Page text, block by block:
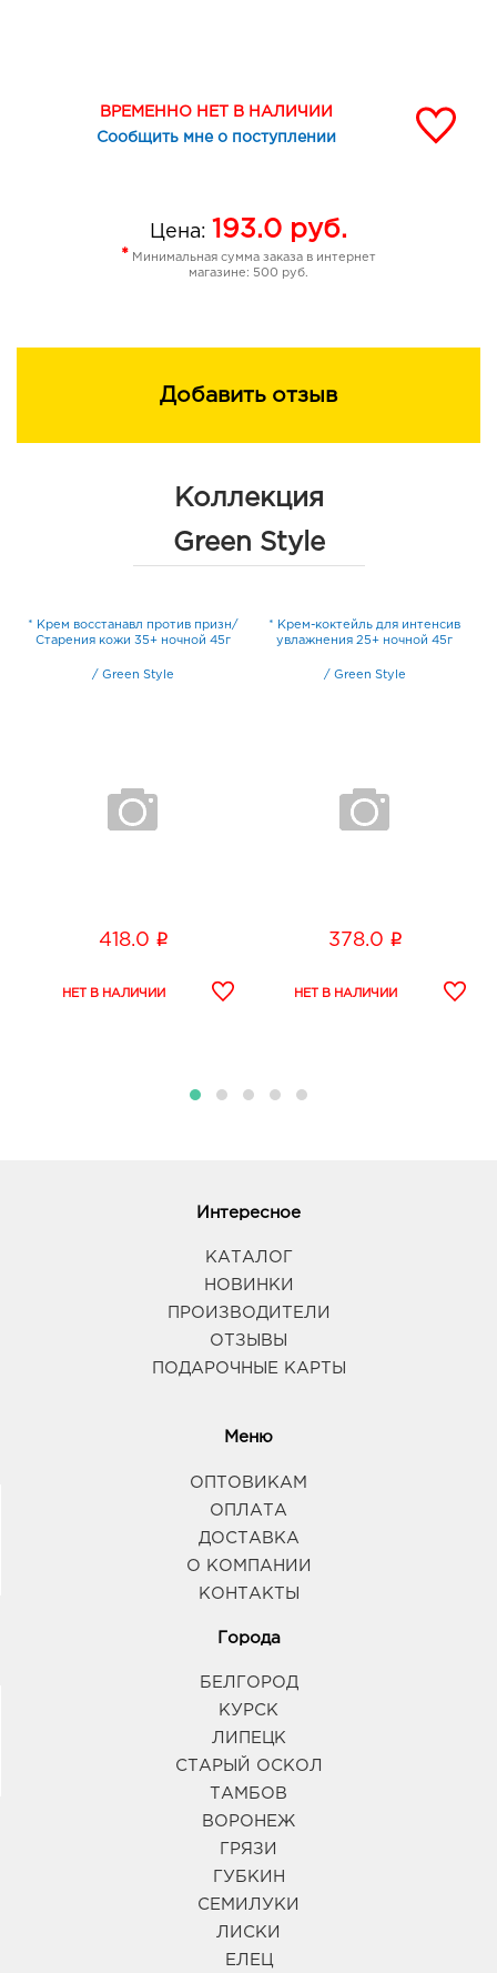
ВРЕМЕННО НЕТ В НАЛИЧИИ
Сообщить мне о поступлении
Цена: 193.0 руб.
* Минимальная сумма заказа в интернет
магазине: 500 руб.
Добавить отзыв
Коллекция
Green Style
* Крем восстанавл против призн/
Старения кожи 35+ ночной 45г
/ Green Style
418.0 i
* Крем-коктейль для интенсив
увлажнения 25+ ночной 45г
/ Green Style
378.0 i
Интересное
КАТАЛОГ
НОВИНКИ
ПРОИЗВОДИТЕЛИ
ОТЗЫВЫ
ПОДАРОЧНЫЕ КАРТЫ
Меню
ОПТОВИКАМ
ОПЛАТА
ДОСТАВКА
О КОМПАНИИ
КОНТАКТЫ
Города
БЕЛГОРОД
КУРСК
ЛИПЕЦК
СТАРЫЙ ОСКОЛ
ТАМБОВ
ВОРОНЕЖ
ГРЯЗИ
ГУБКИН
СЕМИЛУКИ
ЛИСКИ
ЕЛЕЦ